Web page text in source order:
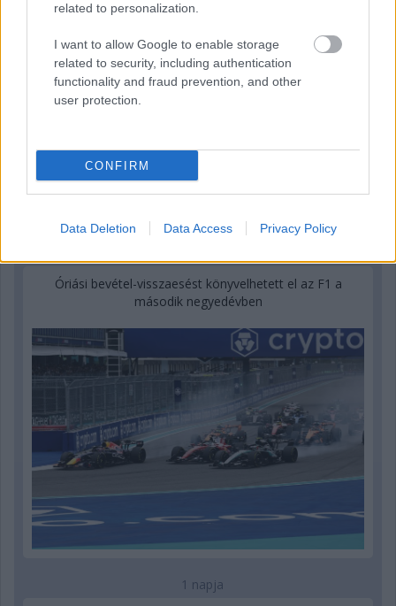
related to personalization.
I want to allow Google to enable storage
related to security, including authentication
functionality and fraud prevention, and other
user protection.
CONFIRM
Data Deletion Data Access Privacy Policy
Óriási bevétel-visszaesést könyvelhetett el az F1 a
második negyedévben
1 napja